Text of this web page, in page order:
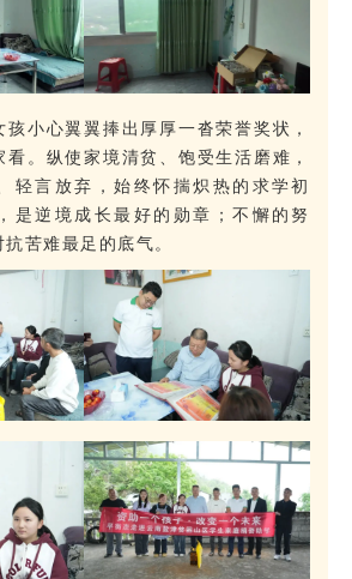
小心翼翼捧出厚厚一沓荣誉奖状，
。纵使家境清贫、饱受生活磨难，
轻言放弃，始终怀揣炽热的求学初
是逆境成长最好的勋章；不懈的努
苦难最足的底气。